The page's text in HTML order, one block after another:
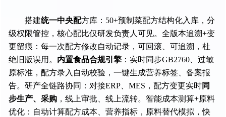
搭建统一中央配方库：50+预制菜配方结构化入库，分
级权限管控，核心配比仅研发负责人可见。全版本追溯+变
更留痕：每一次配方修改自动记录，可回滚、可追溯，杜
绝旧版误用。 内置食品合规引擎 ：实时同步GB2760、过敏
原标准，配方录入自动校验，一键生成营养标签、备案报
告。研产全链路协同：对接ERP、MES，配方变更实时同
步生产、采购 ，线上审批、线上流转。智能成本测算+原料
优化：自动计算配方成本、营养指标，原料替代模拟，快